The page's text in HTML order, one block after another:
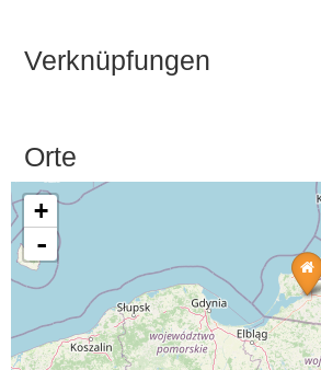
Verknüpfungen
Orte
+
-